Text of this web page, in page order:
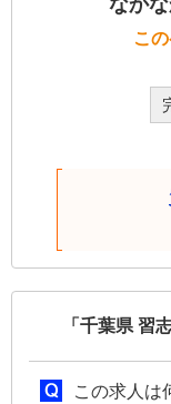
なか
こ
「千葉県 習
この求人は